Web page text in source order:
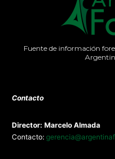
Fuente de información
Contacto
Director: Marcelo Almada
Contacto: